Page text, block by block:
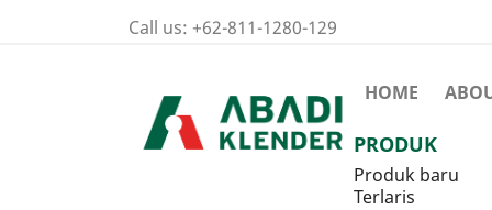
Call us: +62-811-1280-129
HOME
PRODUK
Produk baru
Terlaris